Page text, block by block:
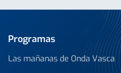
Programas
Las mañanas de Onda Vasca